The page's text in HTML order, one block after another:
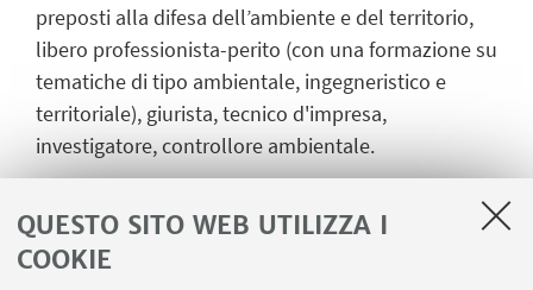
QUESTO SITO WEB UTILIZZA I
COOKIE
preposti alla difesa dell’ambiente e del territorio,
libero professionista-perito (con una formazione su
tematiche di tipo ambientale, ingegneristico e
territoriale), giurista, tecnico d'impresa,
investigatore, controllore ambientale.
Master “ForenseAmbiente” l’esperto, qualunque
sia o sarà il suo ruolo, svilupperà la capacità di